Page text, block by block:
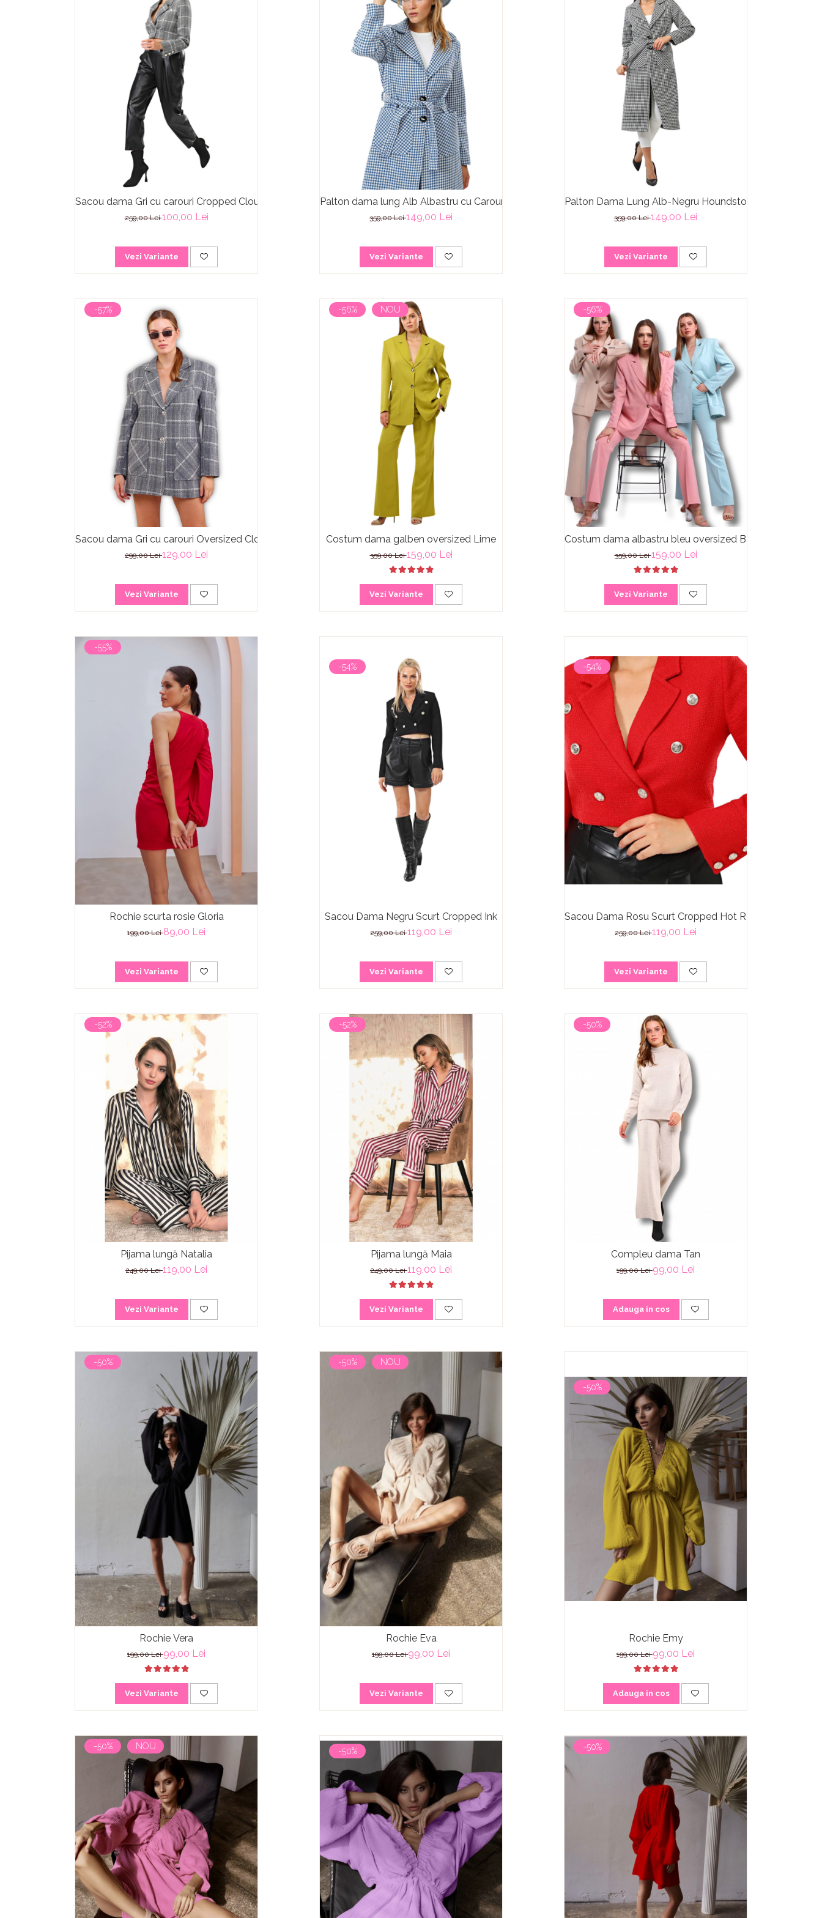
Sacou dama Gri cu carouri Cropped Cloud
259,00 Lei100,00 Lei
Vezi Variante
Palton dama lung Alb Albastru cu Carouri Arctic
359,00 Lei149,00 Lei
Vezi Variante
Palton Dama Lung Alb-Negru Houndstooth Kate
359,00 Lei149,00 Lei
Vezi Variante
-57%
Sacou dama Gri cu carouri Oversized Cloud
299,00 Lei129,00 Lei
Vezi Variante
-56% NOU
Costum dama galben oversized Lime
359,00 Lei159,00 Lei
Vezi Variante
-56%
Costum dama albastru bleu oversized Baby Blue
359,00 Lei159,00 Lei
Vezi Variante
-55%
Rochie scurta rosie Gloria
199,00 Lei89,00 Lei
Vezi Variante
-54%
Sacou Dama Negru Scurt Cropped Ink
259,00 Lei119,00 Lei
Vezi Variante
-54%
Sacou Dama Rosu Scurt Cropped Hot Red
259,00 Lei119,00 Lei
Vezi Variante
-52%
Pijama lungă Natalia
249,00 Lei119,00 Lei
Vezi Variante
-52%
Pijama lungă Maia
249,00 Lei119,00 Lei
Vezi Variante
-50%
Compleu dama Tan
199,00 Lei99,00 Lei
Adauga in cos
-50%
Rochie Vera
199,00 Lei99,00 Lei
Vezi Variante
-50% NOU
Rochie Eva
199,00 Lei99,00 Lei
Vezi Variante
-50%
Rochie Emy
199,00 Lei99,00 Lei
Adauga in cos
-50% NOU
-50% -50%